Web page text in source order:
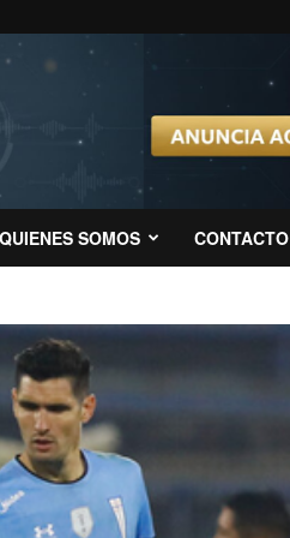
QUIENES SOMOS CONTACTO